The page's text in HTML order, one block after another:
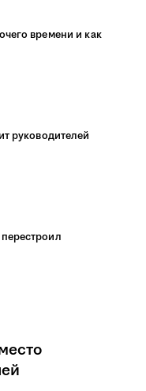
времени и как
руководителей